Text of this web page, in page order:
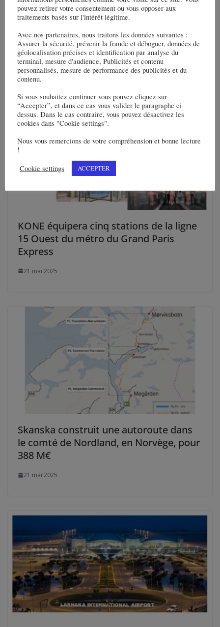
Saint-Denis
950 M€ de prise de commandes engrangés en
Allemagne, par Eiffage Énergie Systèmes au cours
du premier semestre 2025
Vous pourrez aussi aimer
KONE équipera cinq stations de la ligne
15 Ouest du métro du Grand Paris
Express
21 mai 2025
Skanska construit une autoroute dans
le comté de Nordland, en Norvège, pour
388 M€
21 mai 2025
pouvez retirer votre consentement ou vous opposer aux
traitements basés sur l'intérêt légitime.
Avec nos partenaires, nous traitons les données suivantes :
Assurer la sécurité, prévenir la fraude et déboguer, données de
géolocalisation précises et identification par analyse du
terminal, mesure d'audience, Publicités et contenu
personnalisés, mesure de performance des publicités et du
contenu.
Si vous souhaitez continuer vous pouvez cliquez sur
“Accepter”, et dans ce cas vous valider le paragraphe ci
dessus. Dans le cas contraire, vous pouvez désactivez les
cookies dans "Cookie settings".
Nous vous remercions de votre compréhension et bonne lecture
!
Cookie settings
ACCEPTER